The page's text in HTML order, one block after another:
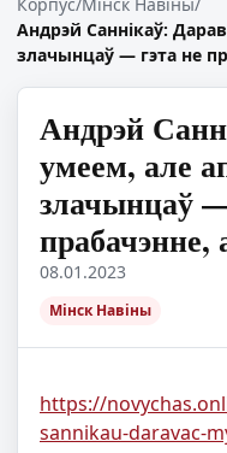
Андрэй Саннікаў:
злачынцаў — гэта не
Андрэй
умеем, але
злачынцаў
прабачэнне,
08.01.2023
Мінск Навіны
https://
sannikau-daravac-